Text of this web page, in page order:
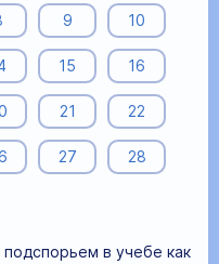
9 10
15 16
21 22
27 28
в учебе как